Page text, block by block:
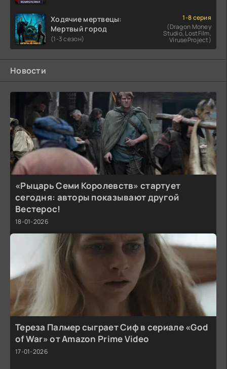
Ходячие мертвецы:
Мертвый город
(1-3 сезон)
1-8 серия
(Dragon Money
Studio, LostFilm,
ViruseProject)
Новости
«Рыцарь Семи Королевств» стартует
сегодня: авторы показывают другой
Вестерос!
18-01-2026
Тереза Палмер сыграет Сиф в сериале «God
of War» от Amazon Prime Video
17-01-2026